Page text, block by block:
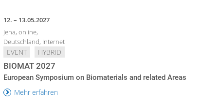
12. – 13.05.2027
Jena, online,
Deutschland, Internet
EVENT HYBRID
BIOMAT 2027
European Symposium on Biomaterials and related Areas
Mehr erfahren